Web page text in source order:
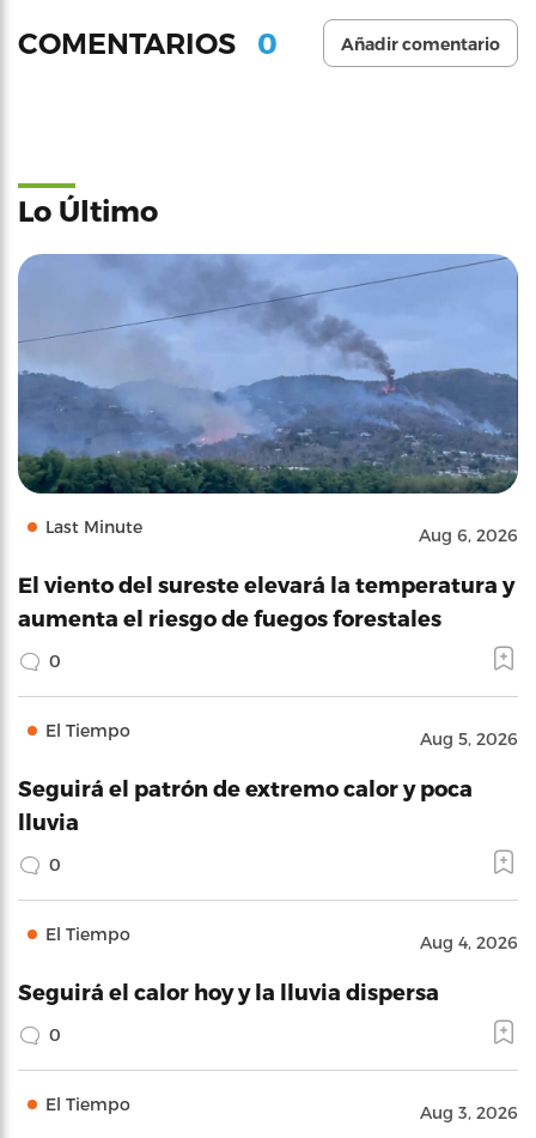
COMENTARIOS 0 Añadir comentario
Lo Último
Last Minute Aug 6, 2026
El viento del sureste elevará la temperatura y
aumenta el riesgo de fuegos forestales
0
El Tiempo Aug 5, 2026
Seguirá el patrón de extremo calor y poca
lluvia
0
El Tiempo Aug 4, 2026
Seguirá el calor hoy y la lluvia dispersa
0
El Tiempo Aug 3, 2026